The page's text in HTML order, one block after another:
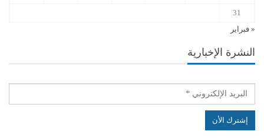
31
« فبراير
النشرة الإخبارية